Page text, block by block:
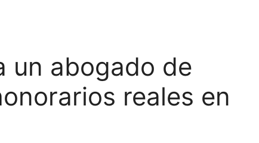
un abogado de
reales en